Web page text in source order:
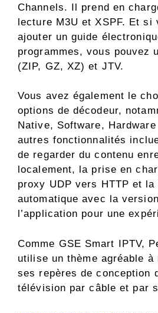
Channels. Il prend en
lecture M3U et XSPF. Et si
ajouter un guide
programmes, vous pouvez
(ZIP, GZ, XZ) et JTV.
Vous avez également le
options de décodeur,
Native, Software,
autres fonctionnalités
de regarder du contenu
localement, la prise en
proxy UDP vers HTTP et
automatique avec la
l’application pour une
Comme GSE Smart IPTV,
utilise un thème agréable
ses repères de conception
télévision par câble et par